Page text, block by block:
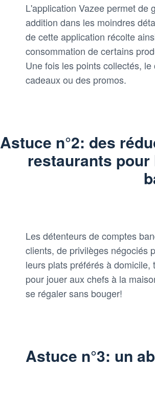
L'application Vazee permet de
addition dans les moindres
de cette application récolte
consommation de certains
Une fois les points collectés,
cadeaux ou des promos.
Astuce n°2: des
restaurants
Les détenteurs de comptes
clients, de privilèges négociés
leurs plats préférés à domicile,
pour jouer aux chefs à la
se régaler sans bouger!
Astuce n°3: un